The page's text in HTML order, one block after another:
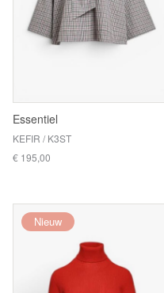
Essentiel
KEFIR / K3ST
€ 195,00
Nieuw